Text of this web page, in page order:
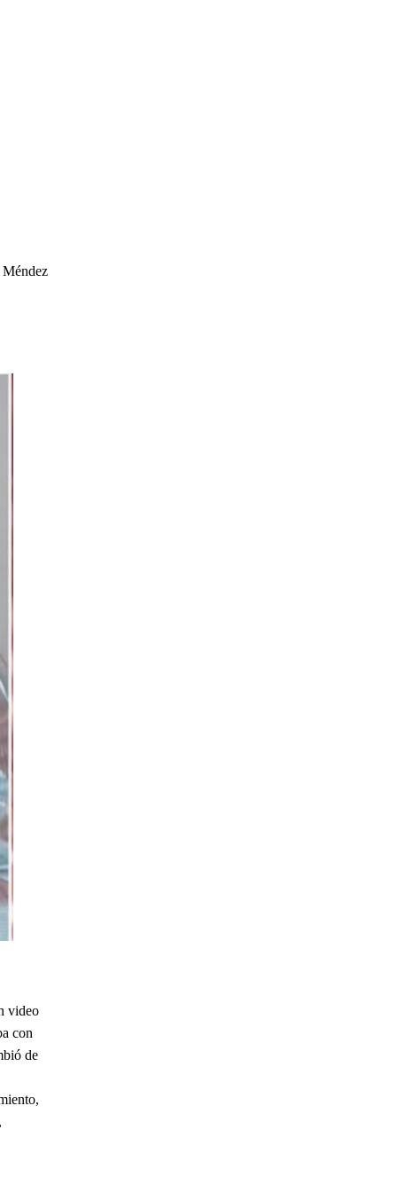
video
con
de